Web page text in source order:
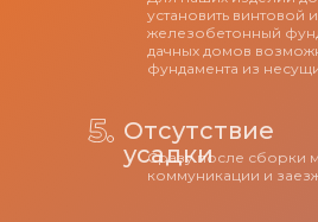
установить винтовой
железобетонный
дачных домов
фундамента из
Отсутствие
усадки
Сразу после сборки
коммуникации и